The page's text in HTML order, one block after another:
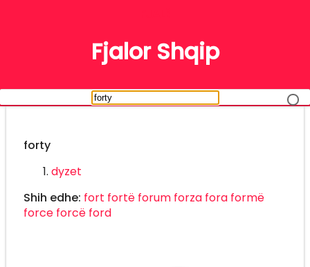
Fjalor Shqip
forty
dyzet
Shih edhe: fort fortë forum forza fora formë
force forcë ford